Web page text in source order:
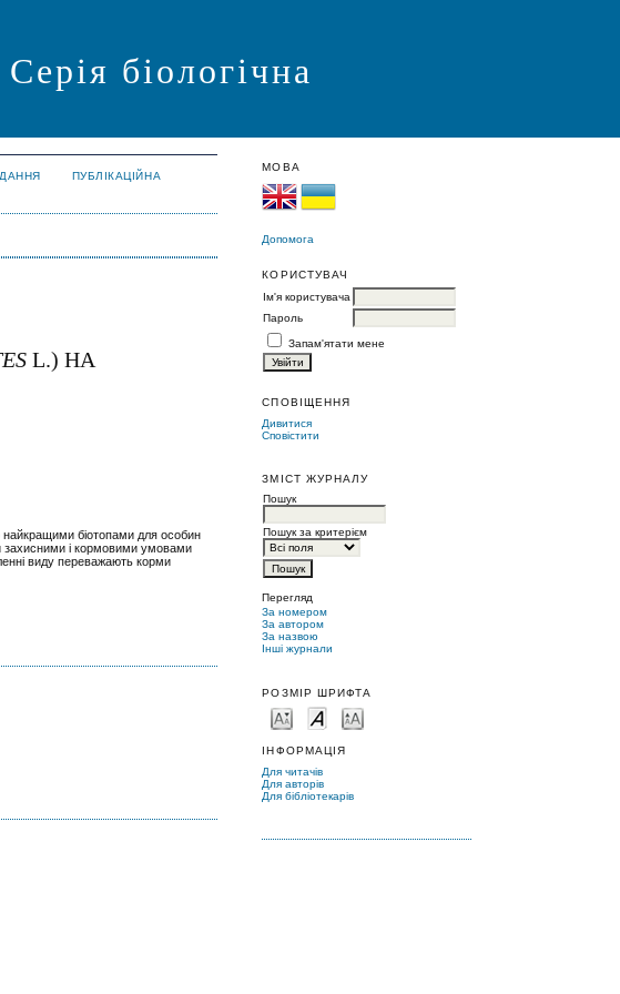
біологічна
МОВА
Допомога
КОРИСТУВАЧ
Ім'я користувача
Пароль
Запам'ятати мене
СПОВІЩЕННЯ
Дивитися
Сповістити
ЗМІСТ ЖУРНАЛУ
Пошук
Пошук за критерієм
Перегляд
За номером
За автором
За назвою
Інші журнали
РОЗМІР ШРИФТА
ІНФОРМАЦІЯ
Для читачів
Для авторів
Для бібліотекарів
ПУБЛІКАЦІЙНА
L.) НА
найкращими біотопами для особин
захисними і кормовими умовами
виду переважають корми